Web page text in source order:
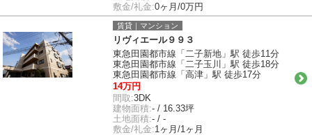
敷金/礼金:0ヶ月/0万円
賃貸｜マンション
リヴィエール９９３
東急田園都市線「二子新地」駅 徒歩11分
東急田園都市線「二子玉川」駅 徒歩18分
東急田園都市線「高津」駅 徒歩17分
14万円
間取:3DK
建物面積:- / 16.33坪
土地面積:- / -
敷金/礼金:1ヶ月/1ヶ月